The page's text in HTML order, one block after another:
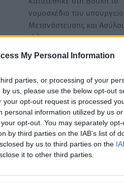
My Personal Information
parties, or processing of your
us, please use the below opt-out
opt-out request is processed
information utilized by us
opt-out. You may separately
by third parties on the IAB’s list of
by us to third parties on the
it to other third parties.
νομοσχέδιο του
Μετανάστευσης και
τίτλο:…
νομοσχέδιο για την
βιώσιμης τουριστικής
Κατατέθηκε στη Βουλή το
Νόμου του Υπουργείου
με τίτλο: «Διατάξεις για